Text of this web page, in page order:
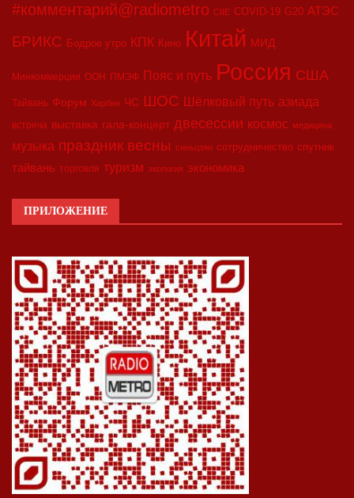
#комментарий@radiometro CIIE COVID-19 G20 АТЭС
БРИКС Бодрое утро КПК Кино Китай МИД
Минкоммерции ООН ПМЭФ Пояс и путь Россия США
Тайвань Форум Харбин ЧС ШОС Шёлковый путь азиада
встреча выставка гала-концерт двесессии космос медицина
музыка праздник весны синьцзян сотрудничество спутник
тайвань торговля туризм экология экономика
ПРИЛОЖЕНИЕ